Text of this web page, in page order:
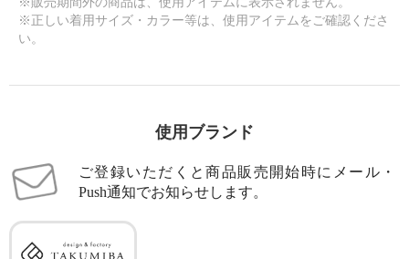
※正しい着用サイズ・カラー等は、使用アイテムをご確認くださ
い。
使用ブランド
ご登録いただくと商品販売開始時にメール・
Push通知でお知らせします。